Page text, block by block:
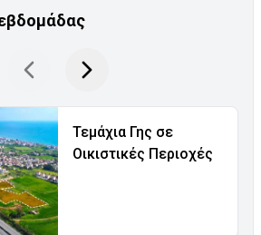
Τεμάχια Γης σε
Οικιστικές Περιοχές